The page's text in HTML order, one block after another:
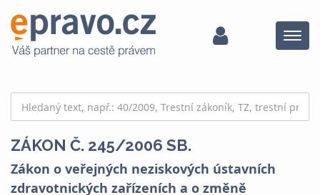
Menu
ZÁKON Č. 245/2006 SB.
Zákon o veřejných neziskových ústavních
zdravotnických zařízeních a o změně